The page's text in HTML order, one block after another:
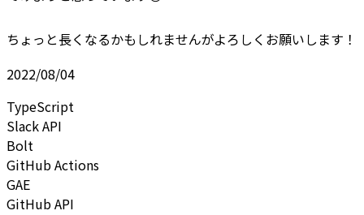
ちょっと長くなるかもしれませんがよろしくお願いします！
2022/08/04
TypeScript
Slack API
Bolt
GitHub Actions
GAE
GitHub API